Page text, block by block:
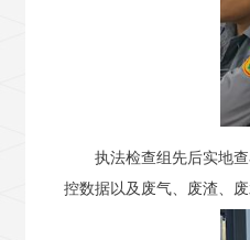
执法检查组先后实地
控数据以及废气、废渣、